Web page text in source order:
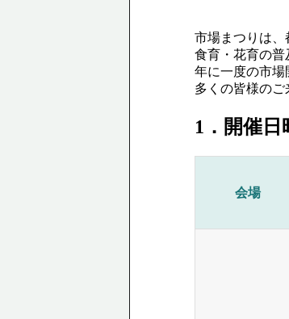
市場まつりは
食育・花育の普
年に一度の市場
多くの皆様のご
1．開催日
会場